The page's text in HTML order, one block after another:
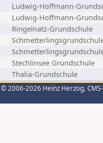
Ludwig-Hoffmann-
Ludwig-Hoffmann-
Ringelnatz-Grundschule
Stechlinsee Grundschule
Thalia-Grundschule
© 2006-2026 Heinz Herzog,